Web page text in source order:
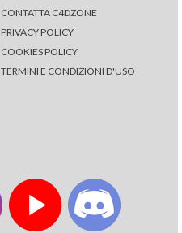
CONTATTA C4DZONE
PRIVACY POLICY
COOKIES POLICY
TERMINI E CONDIZIONI D'USO